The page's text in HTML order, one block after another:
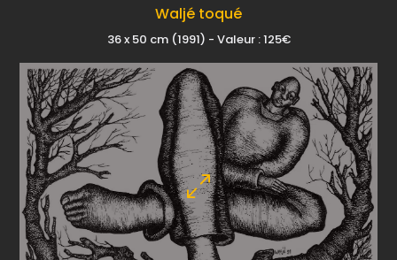
Waljé toqué
36 x 50 cm (1991) - Valeur : 125€